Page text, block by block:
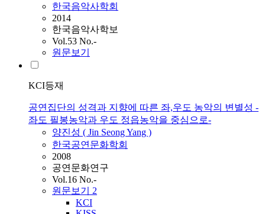
한국음악사학회
2014
한국음악사학보
Vol.53 No.-
원문보기
KCI등재
공연집단의 성격과 지향에 따른 좌,우도 농악의 변별성 -
좌도 필봉농악과 우도 정읍농악을 중심으로-
양진성 ( Jin Seong Yang )
한국공연문화학회
2008
공연문화연구
Vol.16 No.-
원문보기 2
KCI